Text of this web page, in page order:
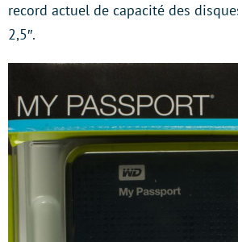
record actuel de capacité des
2,5″.